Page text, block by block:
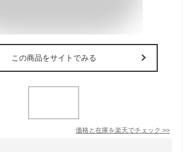
この商品をサイトでみる
価格と在庫を楽天でチェック >>